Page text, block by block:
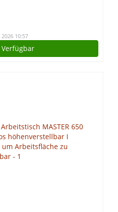
Spannbacken,
25 cm) WM825-XJ
10:57